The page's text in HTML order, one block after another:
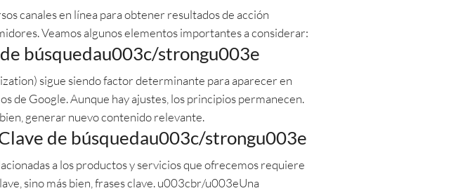
canales en línea para obtener resultados de acción
Veamos algunos elementos importantes a considerar:
búsquedau003c/strongu003e
sigue siendo factor determinante para aparecer en
de Google. Aunque hay ajustes, los principios permanecen.
generar nuevo contenido relevante.
de búsquedau003c/strongu003e
a los productos y servicios que ofrecemos requiere
sino más bien, frases clave. u003cbr/u003eUna